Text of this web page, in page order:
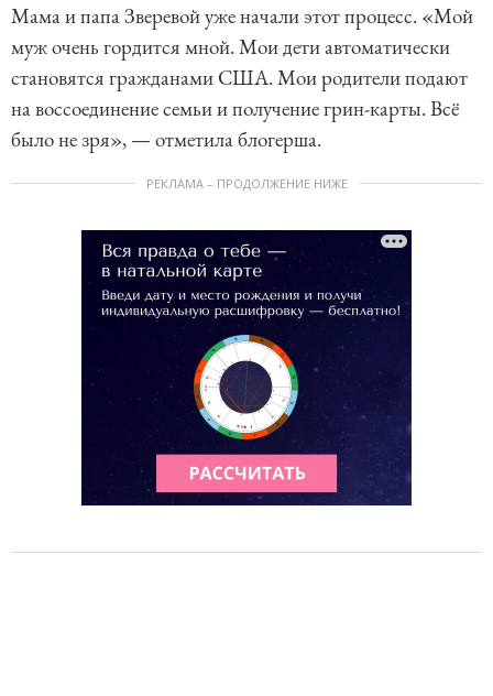
Мама и папа Зверевой уже начали этот процесс. «Мой
муж очень гордится мной. Мои дети автоматически
становятся гражданами США. Мои родители подают
на воссоединение семьи и получение грин-карты. Всё
было не зря», — отметила блогерша.
РЕКЛАМА – ПРОДОЛЖЕНИЕ НИЖЕ